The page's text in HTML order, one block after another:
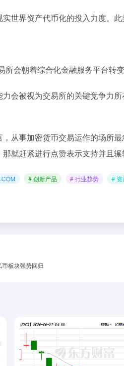
世界资产代币化的投入力度。
会朝着综合化金融服务平台转
会被视为交易所的关键竞争力
从事加密货币交易运作的场所
就赶紧进行点赞表示支持并且辗
# 创新产品 # 行业趋势 # 资
板块强势回归